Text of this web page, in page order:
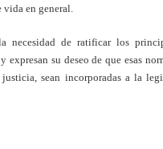
en general.
necesidad de ratificar los
su deseo de que esas
sean incorporadas a la